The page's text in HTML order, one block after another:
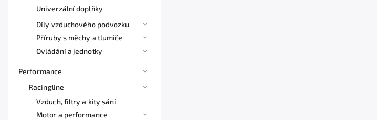
Univerzální doplňky
Díly vzduchového podvozku
Příruby s měchy a tlumiče
Ovládání a jednotky
Performance
Racingline
Vzduch, filtry a kity sání
Motor a performance